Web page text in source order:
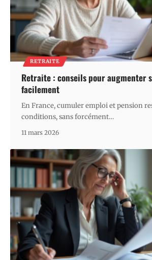
RETRAITE
Retraite : conseils pour augmenter
facilement
En France, cumuler emploi et pension
conditions, sans forcément…
11 mars 2026